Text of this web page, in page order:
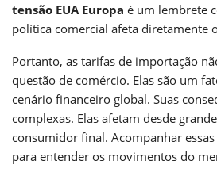
tensão EUA Europa é um lembrete
política comercial afeta diretamente
Portanto, as tarifas de importação
questão de comércio. Elas são um
cenário financeiro global. Suas
complexas. Elas afetam desde
consumidor final. Acompanhar
para entender os movimentos do